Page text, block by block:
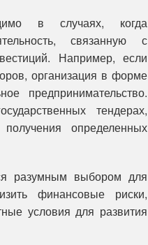
в случаях, когда
связанную с
Например, если
организация в форме
предпринимательство.
тендерах,
определенных
разумным выбором для
финансовые риски,
условия для развития